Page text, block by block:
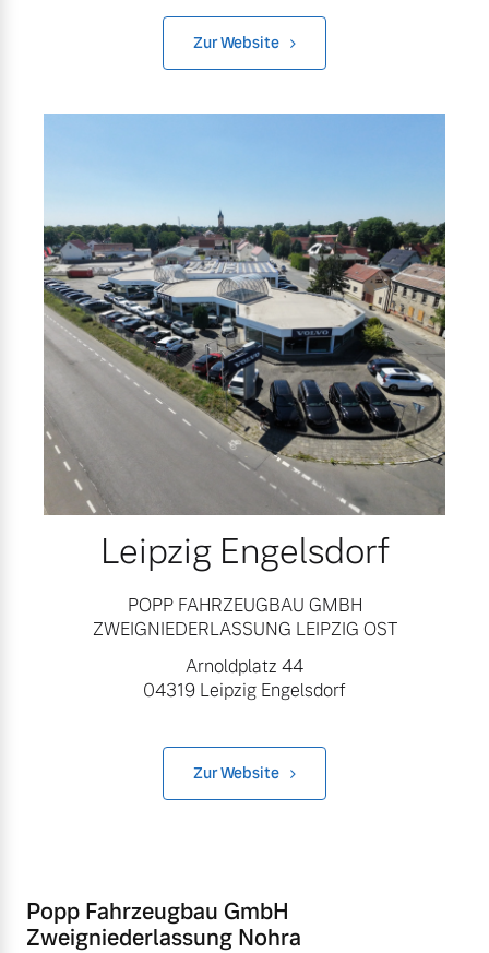
Zur Website
Leipzig Engelsdorf
POPP FAHRZEUGBAU GMBH
ZWEIGNIEDERLASSUNG LEIPZIG OST
Arnoldplatz 44
04319 Leipzig Engelsdorf
Zur Website
Popp Fahrzeugbau GmbH
Zweigniederlassung Nohra